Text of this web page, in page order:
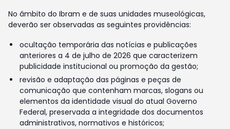
No âmbito do Ibram e de suas unidades museológicas,
deverão ser observadas as seguintes providências:
ocultação temporária das notícias e publicações
anteriores a 4 de julho de 2026 que caracterizem
publicidade institucional ou promoção da gestão;
revisão e adaptação das páginas e peças de
comunicação que contenham marcas, slogans ou
elementos da identidade visual do atual Governo
Federal, preservada a integridade dos documentos
administrativos, normativos e históricos;